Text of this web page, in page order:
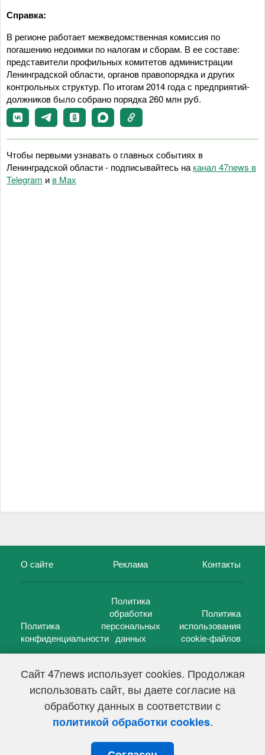
Сайт 47news использует cookies. Продолжая
использовать сайт, вы даете согласие на
обработку данных в соответствии с
политикой обработки cookies.
Справка:
В регионе работает межведомственная комиссия по
погашению недоимки по налогам и сборам. В ее составе:
представители профильных комитетов администрации
Ленинградской области, органов правопорядка и других
контрольных структур. По итогам 2014 года с предприятий-
должников было собрано порядка 260 млн руб.
Чтобы первыми узнавать о главных событиях в
Ленинградской области - подписывайтесь на канал 47news в
Telegram и в Maх
О сайте Реклама Контакты
Политика
конфиденциальности
Политика
обработки
персональных
данных
Политика
использования
cookie-файлов
47 новостей (47 news)2005 — 2026 г.
Свидетельство о регистрации СМИ Эл № ФС 77-39848, выдано
Федеральной службой по надзору в сфере связи,
информационных технологий и массовых коммуникаций